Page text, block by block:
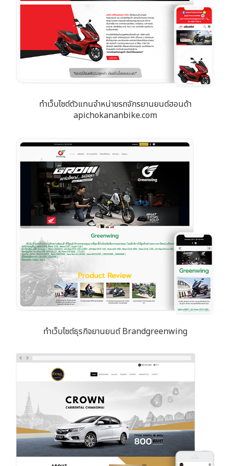
ทำเว็บไซต์ตัวแทนจำหน่ายรถจักรยานยนต์ฮอนด้า
apichokananbike.com
ทำเว็บไซต์ธุรกิจยานยนต์ Brandgreenwing